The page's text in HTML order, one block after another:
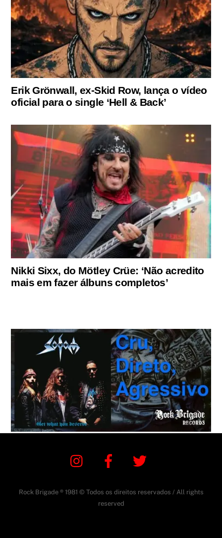
Erik Grönwall, ex-Skid Row, lança o vídeo
oficial para o single ‘Hell & Back’
Nikki Sixx, do Mötley Crüe: ‘Não acredito
mais em fazer álbuns completos’
Instagram Facebook
Rock Brigade ® 1981 © Todos os direitos reservados / All rights
reserved